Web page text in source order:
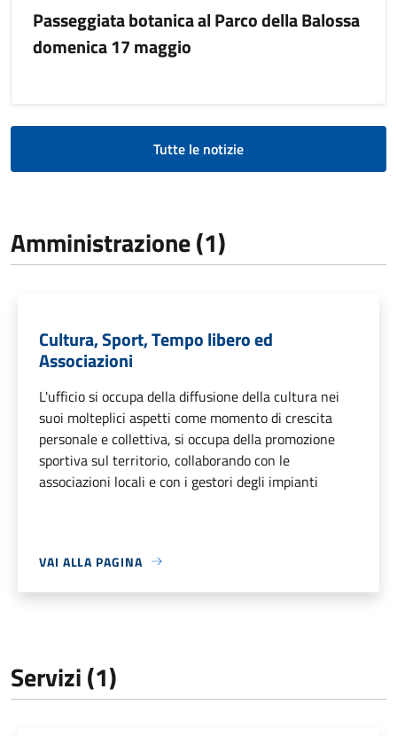
Passeggiata botanica al Parco della Balossa
domenica 17 maggio
Tutte le notizie
Amministrazione (1)
Cultura, Sport, Tempo libero ed
Associazioni
L'ufficio si occupa della diffusione della cultura nei
suoi molteplici aspetti come momento di crescita
personale e collettiva, si occupa della promozione
sportiva sul territorio, collaborando con le
associazioni locali e con i gestori degli impianti
VAI ALLA PAGINA
Servizi (1)